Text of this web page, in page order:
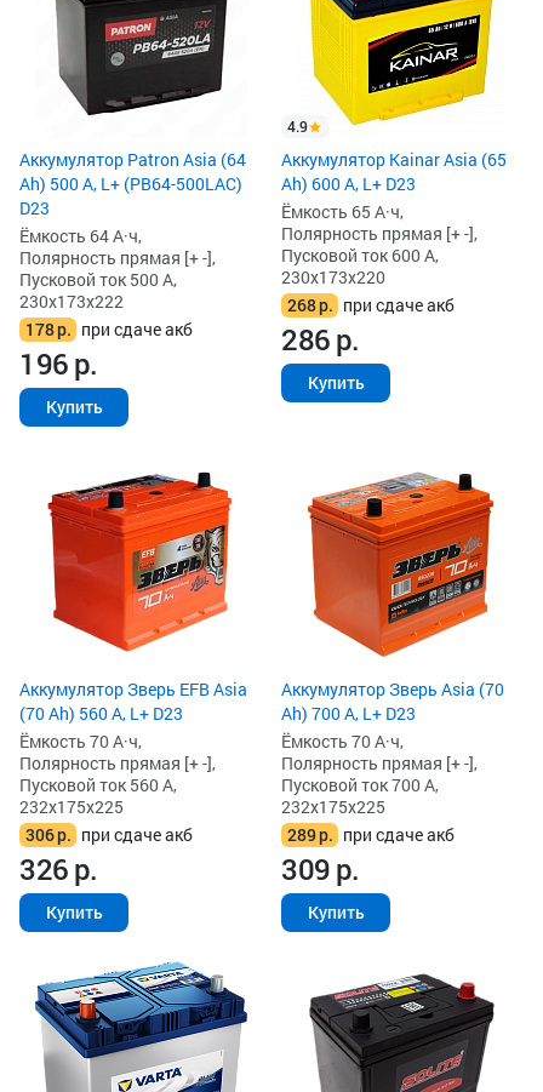
Аккумулятор Patron Asia (64
Ah) 500 А, L+ (PB64-500LAC)
D23
Ёмкость 64 А·ч,
Полярность прямая [+ -],
Пусковой ток 500 А,
230x173x222
178р. при сдаче акб
196р.
Купить
4.9
Аккумулятор Kainar Asia (65
Ah) 600 А, L+ D23
Ёмкость 65 А·ч,
Полярность прямая [+ -],
Пусковой ток 600 А,
230x173x220
268р. при сдаче акб
286р.
Купить
Аккумулятор Зверь EFB Asia
(70 Ah) 560 А, L+ D23
Ёмкость 70 А·ч,
Полярность прямая [+ -],
Пусковой ток 560 А,
232x175x225
306р. при сдаче акб
326р.
Купить
Аккумулятор Зверь Asia (70
Ah) 700 А, L+ D23
Ёмкость 70 А·ч,
Полярность прямая [+ -],
Пусковой ток 700 А,
232x175x225
289р. при сдаче акб
309р.
Купить